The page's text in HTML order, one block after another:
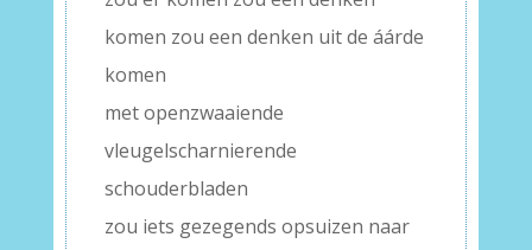
komen zou een denken uit de áárde
komen
met openzwaaiende
vleugelscharnierende
schouderbladen
zou iets gezegends opsuizen naar